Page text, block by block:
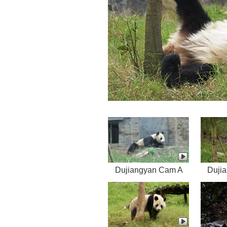
Dujiangyan Cam A